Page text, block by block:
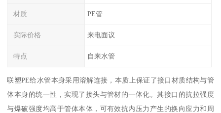
材质 PE管
实际价格 来电面议
特点 自来水管
联塑PE给水管本身采用溶解连接，本质上保证了接口材质结构与管
体本身的统一性，实现了接头与管材的一体化。其接口的抗拉强度
与爆破强度均高于管体本体，可有效抗内压力产生的换向应力和周